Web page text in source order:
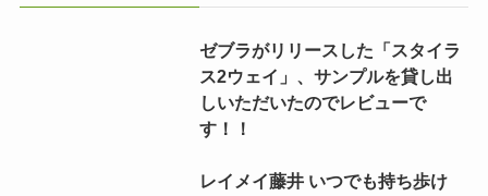
ゼブラがリリースした「スタイラ
ス2ウェイ」、サンプルを貸し出
しいただいたのでレビューで
す！！
レイメイ藤井 いつでも持ち歩け